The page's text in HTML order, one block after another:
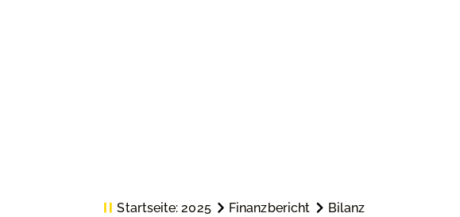
Startseite: 2025 Finanzbericht Bilanz